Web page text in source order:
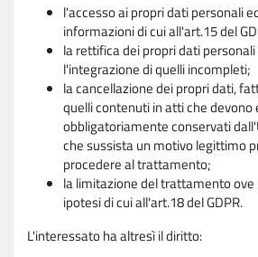
l'accesso ai propri dati personali
informazioni di cui all'art.15 del
la rettifica dei propri dati
l'integrazione di quelli incompleti;
la cancellazione dei propri dati,
quelli contenuti in atti che devono
obbligatoriamente conservati
che sussista un motivo legittimo
procedere al trattamento;
la limitazione del trattamento ove
ipotesi di cui all'art.18 del GDPR.
L'interessato ha altresì il diritto: